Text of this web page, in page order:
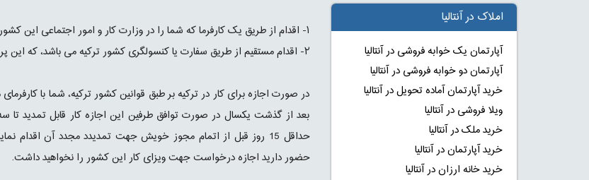
۱- اقدام از طریق یک کارفرما که شما را در وزارت کار و امور اجتماعی این کشور تایید کند.
۲- اقدام مستقیم از طریق سفارت یا کنسولگری کشور ترکیه می باشد، که این پروسه معمولا 30 روز زمان می برد.
در صورت اجازه برای کار در ترکیه بر طبق قوانین کشور ترکیه، شما با
بعد از گذشت یکسال در صورت توافق طرفین این اجازه کار قابل تمدید تا
حداقل 15 روز قبل از اتمام مجوز خویش جهت تمدیدد مجدد آن
حضور دارید اجازه درخواست جهت ویزای کار این کشور را نخواهید داشت.
املاک در آنتالیا
آپارتمان یک خوابه فروشی در آنتالیا
آپارتمان دو خوابه فروشی در آنتالیا
خرید آپارتمان آماده تحویل در آنتالیا
ویلا فروشی در آنتالیا
خرید ملک در آنتالیا
خرید آپارتمان در آنتالیا
خرید خانه ارزان در آنتالیا